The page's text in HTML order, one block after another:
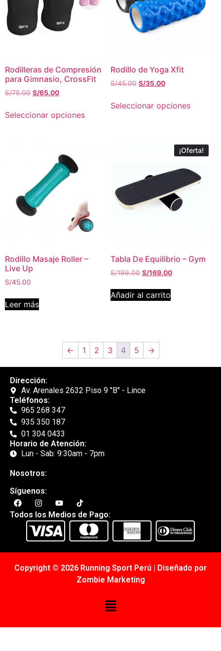
Rodilleras de Compresión
para Gimnasio, CrossFit
S/75.00 S/65.00
Seleccionar opciones
Rodillo de Yoga Xfit
S/45.00 S/35.00
Seleccionar opciones
Rodillo Masaje Roller –
Live Up
S/45.00
Leer más
¡Oferta!
Tabla De Equilibrio – Gym
S/199.00 S/169.00
Añadir al carrito
← 1 2 3 4 5 →
Dirección:
Av. Arenales 2632 Piso 9 "B" - Lince
Teléfonos:
965 268 347
935 350 187
01 304 0433
Horario de Atención:
Lun - Sab: 9:30am - 7pm
Nosotros:
Síguenos:
Todos los Medios de Pago:
Copyright © 2026 Running Sport Perú | Diseñado por
Zombie Marketing